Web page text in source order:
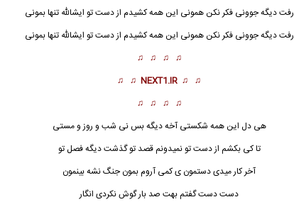
رفت دیگه جوونی فکر نکن همونی این همه کشیدم از دست تو ایشالله تنها بمونی
رفت دیگه جوونی فکر نکن همونی این همه کشیدم از دست تو ایشالله تنها بمونی
♫ ♫ ♫ ♫
♫ ♫
NEXT1.IR
♫ ♫
♫ ♫ ♫ ♫
هی دل این همه شکستی آخه دیگه بس نی شب و روز و مستی
تا کی بکشم از دست تو نمیدونم قصد تو گذشت دیگه فصل تو
آخر کار میدی دستمون ی کمی آروم بمون جنگ نشه بینمون
دست دست گفتم بهت صد بار گوش نکردی انگار